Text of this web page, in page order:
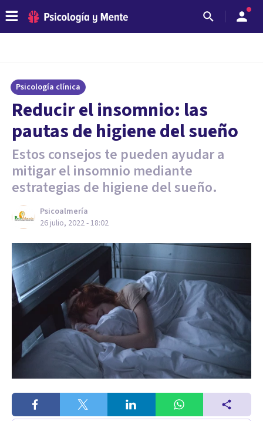
Psicología clínica
Reducir el insomnio: las
pautas de higiene del sueño
Estos consejos te pueden ayudar a
mitigar el insomnio mediante
estrategias de higiene del sueño.
Psicoalmería
26 julio, 2022 - 18:02